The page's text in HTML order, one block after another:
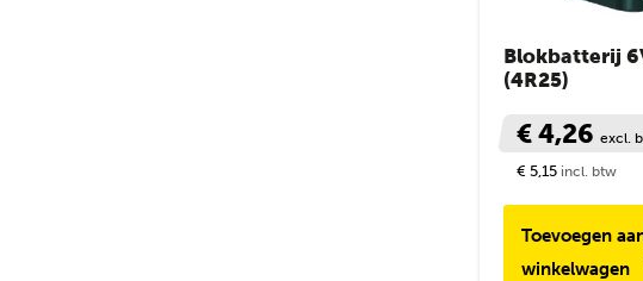
Blokbatterij
(4R25)
€ 4,26 excl.
€ 5,15 incl. btw
Toevoegen
winkelwagen